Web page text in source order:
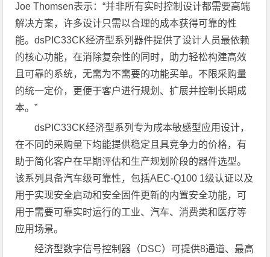
Joe Thomsen表示：“并非所有实时控制设计都需要高端
解决方案，许多设计只需以合理的成本获得可靠的性
能。dsPIC33CK经济型系列器件提供了设计人员最依赖
的核心功能，在消除复杂性的同时，助力轻松构建高效
且可靠的系统，无需为不需要的功能买单。不限采购量
的统一定价，更便于客户进行规划、扩展并控制长期成
本。”
dsPIC33CK经济型系列专为成本敏感型应用设计，
在不同的采购量下均能提供稳定且具竞争力的价格，有
助于简化客户在早期评估和生产规划阶段的器件选型。
该系列具备汽车级可靠性，包括AEC-Q100 1级认证以及
用于实现安全启动和安全固件更新的内置安全功能，可
用于需要可靠实时运行的工业、汽车、消费类和医疗等
应用场景。
经济型数字信号控制器（DSC）可提供8通道、最高